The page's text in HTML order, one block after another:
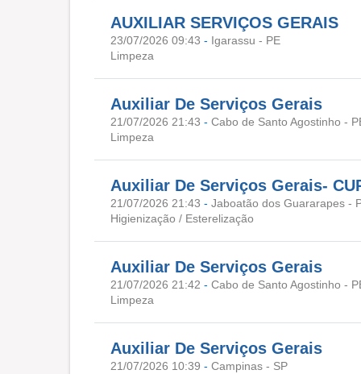
AUXILIAR SERVIÇOS GERAIS
23/07/2026 09:43 - Igarassu - PE
Limpeza
Auxiliar De Serviços Gerais
21/07/2026 21:43 - Cabo de Santo Agostinho -
Limpeza
Auxiliar De Serviços Gerais-
21/07/2026 21:43 - Jaboatão dos Guararapes -
Higienização / Esterelização
Auxiliar De Serviços Gerais
21/07/2026 21:42 - Cabo de Santo Agostinho -
Limpeza
Auxiliar De Serviços Gerais
21/07/2026 10:39 - Campinas - SP